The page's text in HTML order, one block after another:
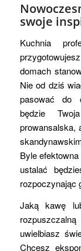
swoje
Kuchnia
domach
Nie od dziś
pasować do
będzie
prowansalska,
Byle
ustalać
rozpoczynając
Jaką kawę
uwielbiasz
Chcesz